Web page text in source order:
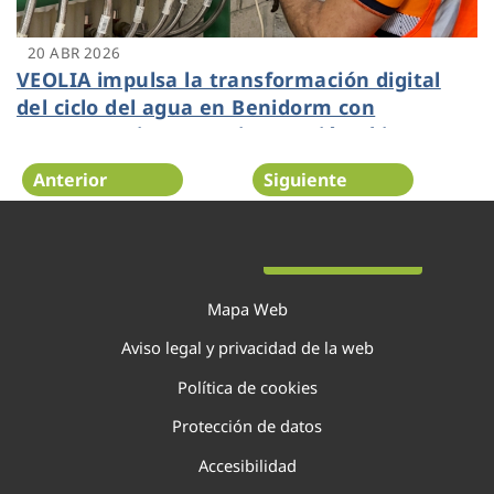
20 ABR 2026
VEOLIA impulsa la transformación digital
del ciclo del agua en Benidorm con
proyectos pioneros e innovación abierta
Anterior Siguiente
Mapa Web
Aviso legal y privacidad de la web
Política de cookies
Protección de datos
Accesibilidad